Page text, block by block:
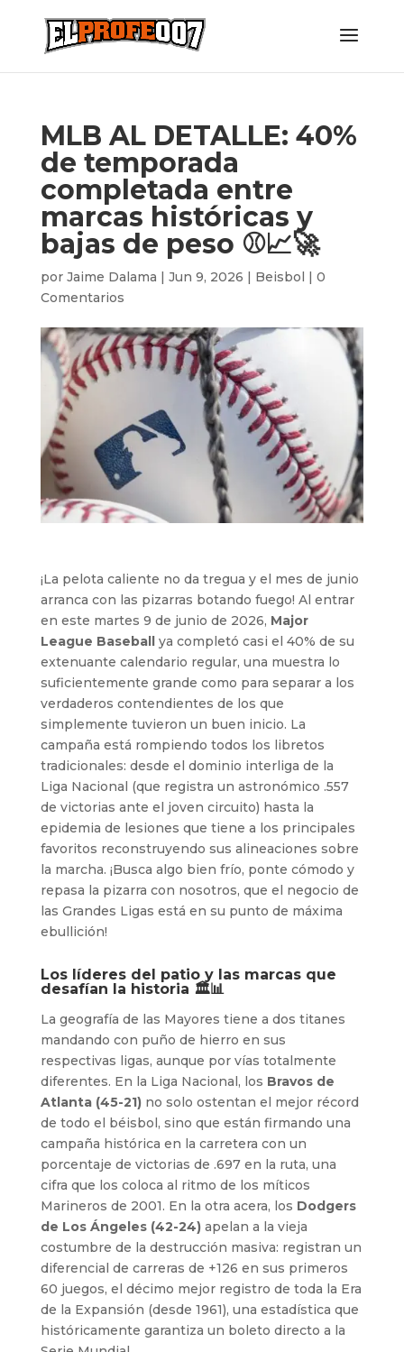
MLB AL DETALLE: 40%
de temporada
completada entre
marcas históricas y
bajas de peso ⚾️📈🚀
por Jaime Dalama | Jun 9, 2026 | Beisbol | 0
Comentarios
¡La pelota caliente no da tregua y el mes de junio
arranca con las pizarras botando fuego! Al entrar
en este martes 9 de junio de 2026, Major
League Baseballya completó casi el 40% de su
extenuante calendario regular, una muestra lo
suficientemente grande como para separar a los
verdaderos contendientes de los que
simplemente tuvieron un buen inicio. La
campaña está rompiendo todos los libretos
tradicionales: desde el dominio interliga de la
Liga Nacional (que registra un astronómico .557
de victorias ante el joven circuito) hasta la
epidemia de lesiones que tiene a los principales
favoritos reconstruyendo sus alineaciones sobre
la marcha. ¡Busca algo bien frío, ponte cómodo y
repasa la pizarra con nosotros, que el negocio de
las Grandes Ligas está en su punto de máxima
ebullición!
Los líderes del patio y las marcas que
desafían la historia 🏛️📊
La geografía de las Mayores tiene a dos titanes
mandando con puño de hierro en sus
respectivas ligas, aunque por vías totalmente
diferentes. En la Liga Nacional, los Bravos de
Atlanta (45-21)no solo ostentan el mejor récord
de todo el béisbol, sino que están firmando una
campaña histórica en la carretera con un
porcentaje de victorias de .697 en la ruta, una
cifra que los coloca al ritmo de los míticos
Marineros de 2001. En la otra acera, los Dodgers
de Los Ángeles (42-24)apelan a la vieja
costumbre de la destrucción masiva: registran un
diferencial de carreras de +126 en sus primeros
60 juegos, el décimo mejor registro de toda la Era
de la Expansión (desde 1961), una estadística que
históricamente garantiza un boleto directo a la